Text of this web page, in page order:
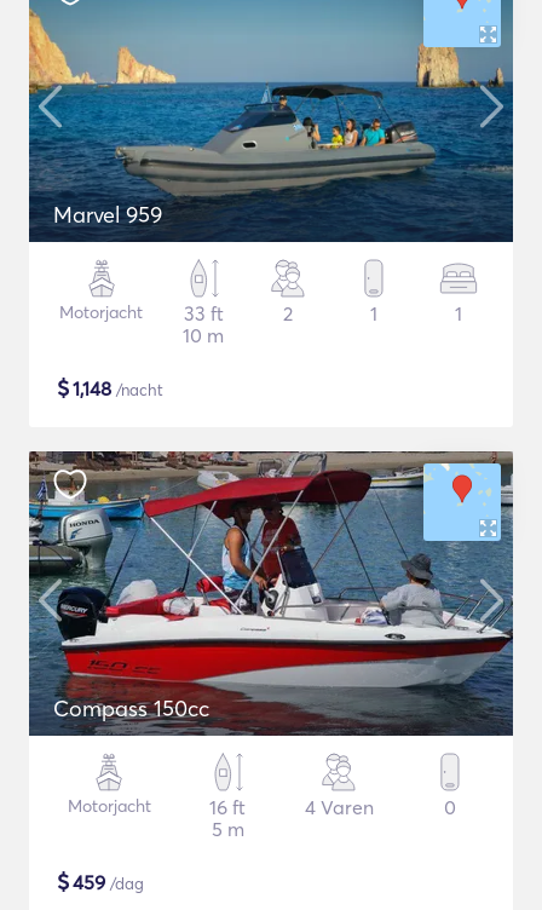
Marvel 959
Motorjacht
33 ft
10 m
2 1 1
$1,148 /nacht
Compass 150cc
Motorjacht
16 ft
5 m
4 Varen 0
$459 /dag